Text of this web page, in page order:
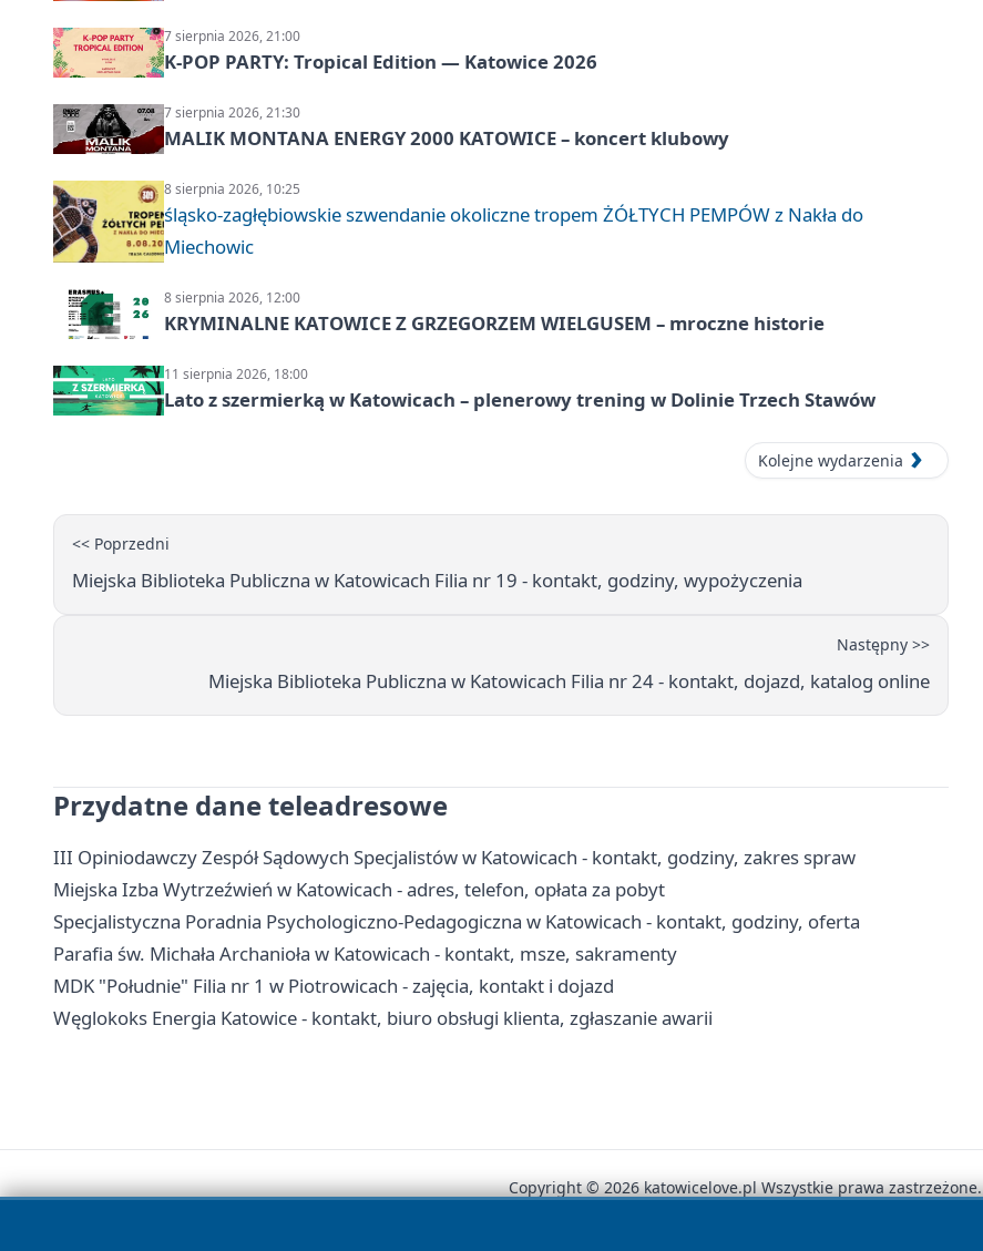
7 sierpnia 2026, 21:00
K-POP PARTY: Tropical Edition — Katowice 2026
7 sierpnia 2026, 21:30
MALIK MONTANA ENERGY 2000 KATOWICE – koncert klubowy
8 sierpnia 2026, 10:25
śląsko-zagłębiowskie szwendanie okoliczne tropem ŻÓŁTYCH PEMPÓW z Nakła do
Miechowic
8 sierpnia 2026, 12:00
KRYMINALNE KATOWICE Z GRZEGORZEM WIELGUSEM – mroczne historie
11 sierpnia 2026, 18:00
Lato z szermierką w Katowicach – plenerowy trening w Dolinie Trzech Stawów
Kolejne wydarzenia
<< Poprzedni
Miejska Biblioteka Publiczna w Katowicach Filia nr 19 - kontakt, godziny, wypożyczenia
Następny >>
Miejska Biblioteka Publiczna w Katowicach Filia nr 24 - kontakt, dojazd, katalog online
Przydatne dane teleadresowe
III Opiniodawczy Zespół Sądowych Specjalistów w Katowicach - kontakt, godziny, zakres spraw
Miejska Izba Wytrzeźwień w Katowicach - adres, telefon, opłata za pobyt
Specjalistyczna Poradnia Psychologiczno-Pedagogiczna w Katowicach - kontakt, godziny, oferta
Parafia św. Michała Archanioła w Katowicach - kontakt, msze, sakramenty
MDK "Południe" Filia nr 1 w Piotrowicach - zajęcia, kontakt i dojazd
Węglokoks Energia Katowice - kontakt, biuro obsługi klienta, zgłaszanie awarii
Copyright © 2026 katowicelove.pl Wszystkie prawa zastrzeżone.